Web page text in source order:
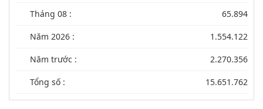
Tháng 08 : 65.894
Năm 2026 : 1.554.122
Năm trước : 2.270.356
Tổng số : 15.651.762